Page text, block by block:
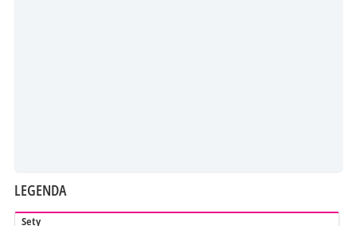
LEGENDA
Sety